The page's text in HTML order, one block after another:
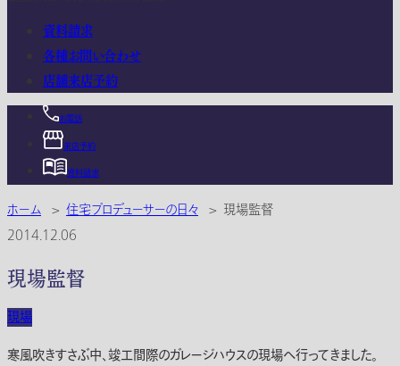
資料請求
各種お問い合わせ
店舗来店予約
お電話
来店予約
資料請求
ホーム > 住宅プロデューサーの日々 > 現場監督
2014.12.06
現場監督
現場
寒風吹きすさぶ中、竣工間際のガレージハウスの現場へ行ってきました。